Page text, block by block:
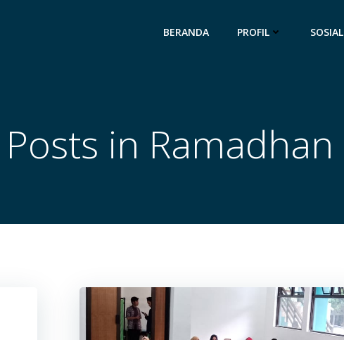
BERANDA PROFIL SOSIAL
Posts in Ramadhan